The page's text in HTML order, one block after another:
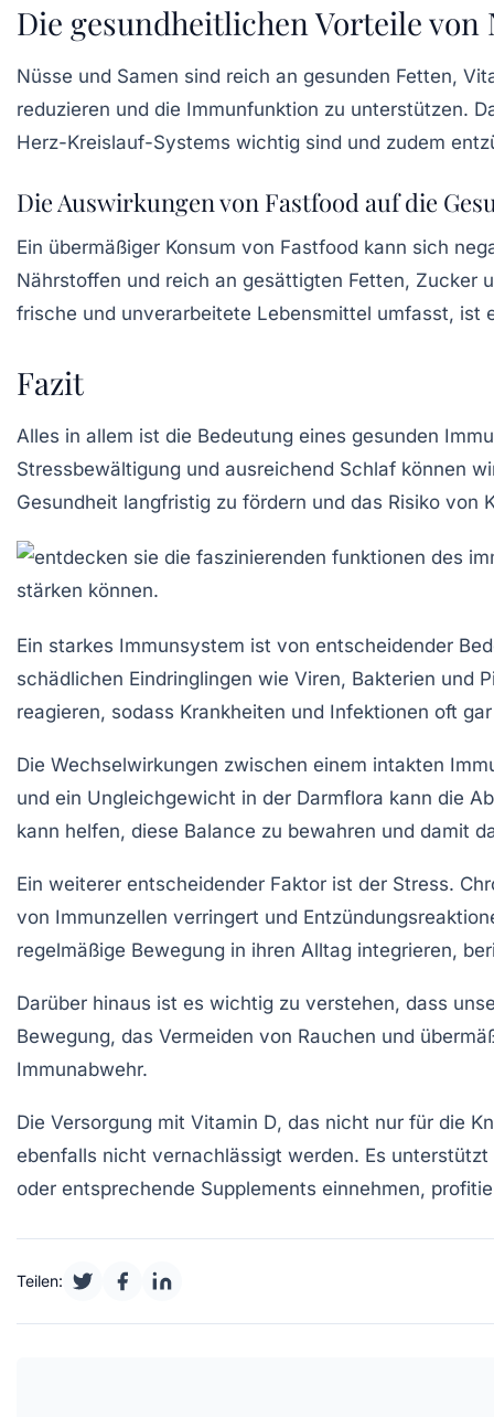
Die gesundheitlichen Vorteile von
Nüsse und Samen sind reich an gesunden Fetten,
reduzieren und die Immunfunktion zu unterstützen.
Herz-Kreislauf-Systems wichtig sind und zudem
Die Auswirkungen von Fastfood auf die
Ein übermäßiger Konsum von Fastfood kann sich
Nährstoffen und reich an gesättigten Fetten, Zucker
frische und unverarbeitete Lebensmittel umfasst, ist
Fazit
Alles in allem ist die Bedeutung eines gesunden
Stressbewältigung und ausreichend Schlaf können
Gesundheit langfristig zu fördern und das Risiko von
Ein starkes Immunsystem ist von entscheidender
schädlichen Eindringlingen wie Viren, Bakterien und
reagieren, sodass Krankheiten und Infektionen oft
Die Wechselwirkungen zwischen einem intakten
und ein Ungleichgewicht in der Darmflora kann die
kann helfen, diese Balance zu bewahren und damit
Ein weiterer entscheidender Faktor ist der Stress.
von Immunzellen verringert und
regelmäßige Bewegung in ihren Alltag integrieren,
Darüber hinaus ist es wichtig zu verstehen, dass
Bewegung, das Vermeiden von Rauchen und
Immunabwehr.
Die Versorgung mit Vitamin D, das nicht nur für die
ebenfalls nicht vernachlässigt werden. Es
oder entsprechende Supplements einnehmen,
Teilen: